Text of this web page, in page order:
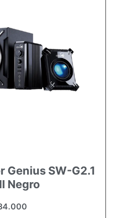
Genius SW-G2.1
Negro